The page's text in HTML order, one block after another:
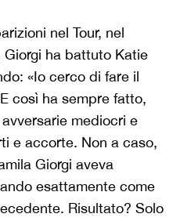
nel Tour, nel
Giorgi ha battuto Katie
«Io cerco di fare il
così ha sempre fatto,
mediocri e
e accorte. Non a caso,
Giorgi aveva
esattamente come
Risultato? Solo